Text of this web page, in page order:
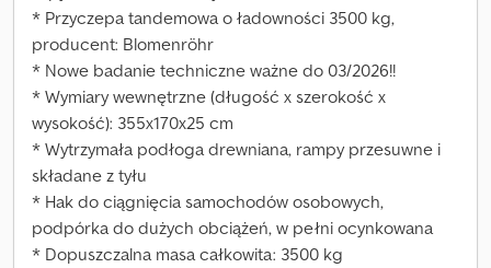
* Przyczepa tandemowa o ładowności 3500 kg,
producent: Blomenröhr
* Nowe badanie techniczne ważne do 03/2026!!
* Wymiary wewnętrzne (długość x szerokość x
wysokość): 355x170x25 cm
* Wytrzymała podłoga drewniana, rampy przesuwne i
składane z tyłu
* Hak do ciągnięcia samochodów osobowych,
podpórka do dużych obciążeń, w pełni ocynkowana
* Dopuszczalna masa całkowita: 3500 kg